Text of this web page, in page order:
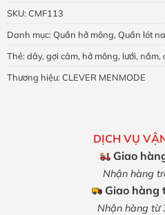
SKU: CMF113
Danh mục: Quần hở mông, Quần lót
Thẻ: dây, gợi cảm, hở mông, lưới, nắm,
Thương hiệu: CLEVER MENMODE
DỊCH VỤ
Giao
Nhận hàng
Giao hàng
Nhận hàng từ